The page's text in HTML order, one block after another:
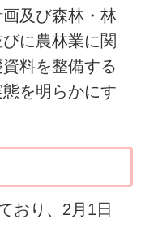
及び森林・林
に農林業に関
料を整備する
を明らかにす
おり、2月1日